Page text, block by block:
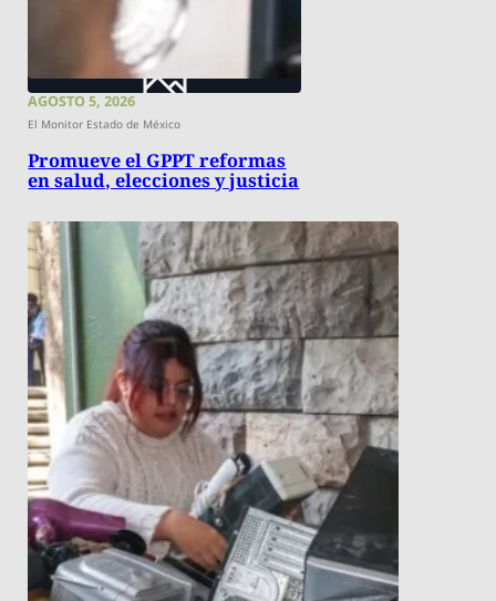
AGOSTO 5, 2026
El Monitor Estado de México
Promueve el GPPT reformas
en salud, elecciones y justicia